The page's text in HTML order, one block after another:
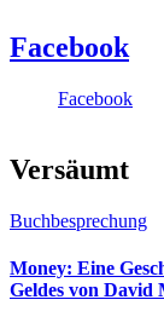
Facebook
Facebook
Versäumt
Buchbesprechung
Money: Eine
Geldes von David